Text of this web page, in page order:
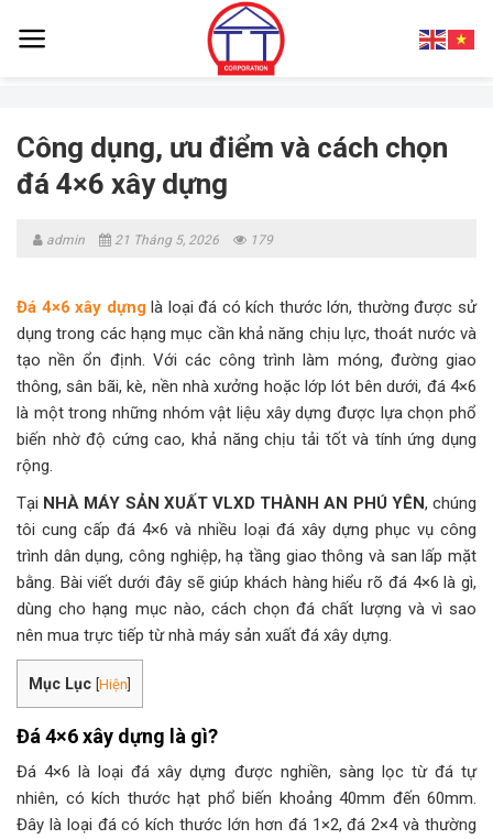
Công dụng, ưu điểm và cách chọn
đá 4×6 xây dựng
admin 21 Tháng 5, 2026 179
Đá 4×6 xây dựnglà loại đá có kích thước lớn, thường được sử
dụng trong các hạng mục cần khả năng chịu lực, thoát nước và
tạo nền ổn định. Với các công trình làm móng, đường giao
thông, sân bãi, kè, nền nhà xưởng hoặc lớp lót bên dưới, đá 4×6
là một trong những nhóm vật liệu xây dựng được lựa chọn phổ
biến nhờ độ cứng cao, khả năng chịu tải tốt và tính ứng dụng
rộng.
Tại NHÀ MÁY SẢN XUẤT VLXD THÀNH AN PHÚ YÊN, chúng
tôi cung cấp đá 4×6 và nhiều loại đá xây dựng phục vụ công
trình dân dụng, công nghiệp, hạ tầng giao thông và san lấp mặt
bằng. Bài viết dưới đây sẽ giúp khách hàng hiểu rõ đá 4×6 là gì,
dùng cho hạng mục nào, cách chọn đá chất lượng và vì sao
nên mua trực tiếp từ nhà máy sản xuất đá xây dựng.
Mục Lục [Hiện]
Đá 4×6 xây dựng là gì?
Đá 4×6 là loại đá xây dựng được nghiền, sàng lọc từ đá tự
nhiên, có kích thước hạt phổ biến khoảng 40mm đến 60mm.
Đây là loại đá có kích thước lớn hơn đá 1×2, đá 2×4 và thường